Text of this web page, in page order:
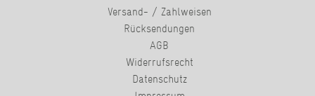
Versand- / Zahlweisen
Rücksendungen
AGB
Widerrufsrecht
Datenschutz